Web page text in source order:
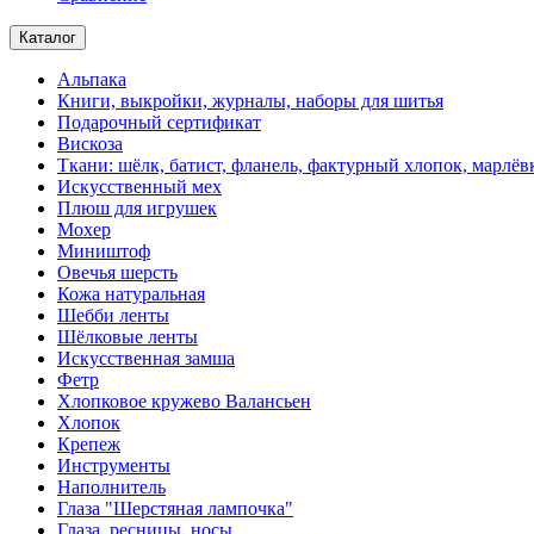
Каталог
Альпака
Книги, выкройки, журналы, наборы для шитья
Подарочный сертификат
Вискоза
Ткани: шёлк, батист, фланель, фактурный хлопок,
Искусственный мех
Плюш для игрушек
Мохер
Миништоф
Овечья шерсть
Кожа натуральная
Шебби ленты
Шёлковые ленты
Искусственная замша
Фетр
Хлопковое кружево Валансьен
Хлопок
Крепеж
Инструменты
Наполнитель
Глаза "Шерстяная лампочка"
Глаза, ресницы, носы